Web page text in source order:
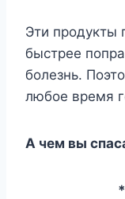
Эти продукты
быстрее
болезнь.
любое время
А чем вы